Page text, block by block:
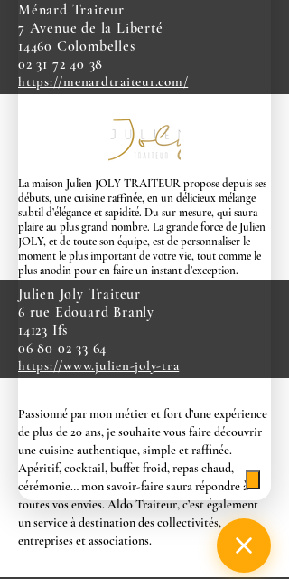
Ménard Traiteur
7 Avenue de la Liberté
14460 Colombelles
02 31 72 40 38
https://menardtraiteur.com/
La maison Julien JOLY TRAITEUR propose depuis ses
débuts, une cuisine raffinée, en un délicieux mélange
subtil d’élégance et sapidité. Du sur mesure, qui saura
plaire au plus grand nombre. La grande force de Julien
JOLY, et de toute son équipe, est de personnaliser le
moment le plus important de votre vie, tout comme le
plus anodin pour en faire un instant d’exception.
Julien Joly Traiteur
6 rue Edouard Branly
14123 Ifs
06 80 02 33 64
https://www.julien-joly-tra
Passionné par mon métier et fort d’une expérience
de plus de 20 ans, je souhaite vous faire découvrir
une cuisine authentique, simple et raffinée.
Apéritif, cocktail, buffet froid, repas chaud,
cérémonie… mon savoir-faire saura répondre à
toutes vos envies.Aldo Traiteur, c’est également
un service à destination des collectivités,
entreprises et associations.